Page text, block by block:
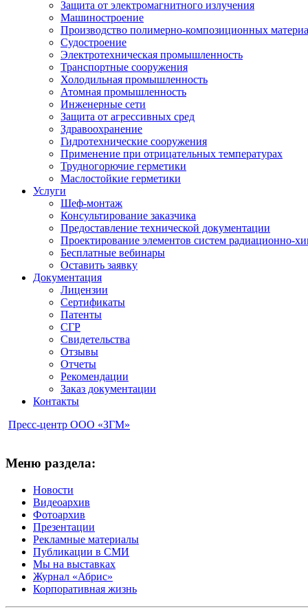
Защита от электромагнитного излучения
Машиностроение
Производство полимерно-композиционных
Судостроение
Электротехническая промышленность
Транспортные сооружения
Холодильная промышленность
Атомная промышленность
Инженерные сети
Защита от агрессивных сред
Здравоохранение
Гидротехнические сооружения
Применение при отрицательных температурах
Трудногорючие герметики
Маслостойкие герметики
Услуги
Шеф-монтаж
Консультирование заказчика
Предоставление технической документации
Проектирование элементов систем радиационно-
Бесплатные вебинары
Оставить заявку
Документация
Лицензии
Сертификаты
Патенты
СГР
Свидетельства
Отзывы
Отчеты
Рекомендации
Заказ документации
Контакты
Пресс-центр ООО «ЗГМ»
Меню раздела:
Новости
Видеоархив
Фотоархив
Презентации
Рекламные материалы
Публикации в СМИ
Мы на выставках
Журнал «Абрис»
Корпоративная жизнь